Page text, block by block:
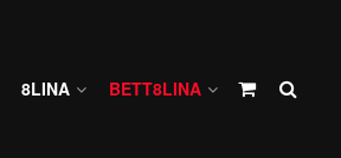
8LINA BETT8LINA